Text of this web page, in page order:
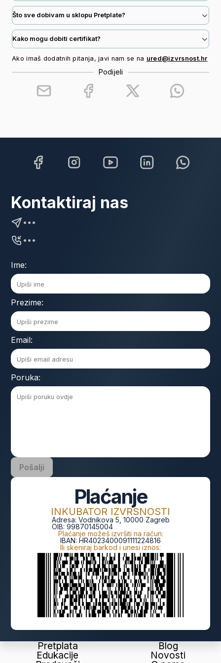
vrijeme objavljuje književnu kritiku i
eseje.
Što sve dobivam u sklopu Pretplate?
Kako mogu dobiti certifikat?
Ako imaš dodatnih pitanja, javi nam se na ured@izvrsnost.hr
Podijeli
Kontaktiraj nas
•••
•••
Ime:
Prezime:
Email:
Poruka:
Pošalji
Plaćanje
INKUBATOR IZVRSNOSTI
Adresa: Vodnikova 5, 10000 Zagreb
OIB: 99870145004
Plaćanje možeš izvršiti na račun:
IBAN: HR4023400091111224816
Ili skeniraj barkod i unesi iznos:
Pretplata
Edukacije
Blog
Novosti